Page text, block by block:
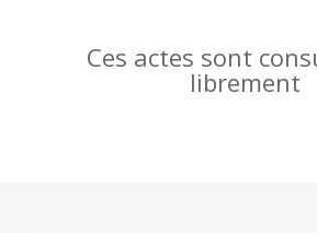
Ces actes sont
librement